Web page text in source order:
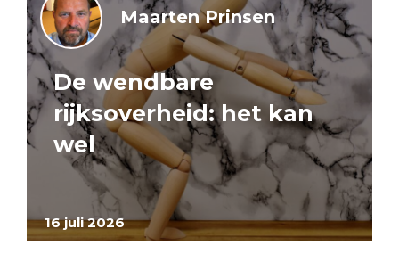
16 juli 2026
Maarten Prinsen
De wendbare
rijksoverheid: het kan
wel